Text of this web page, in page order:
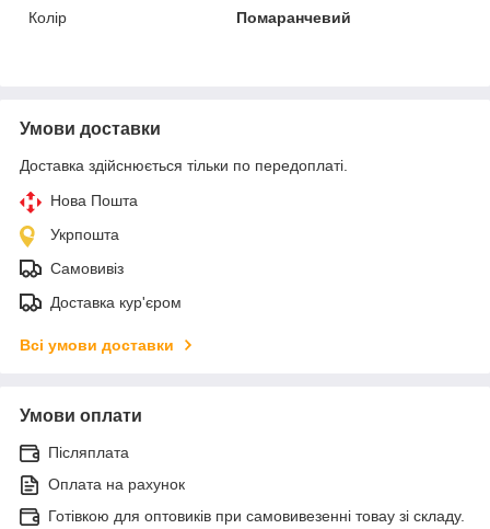
Колір
Помаранчевий
Умови доставки
Доставка здійснюється тільки по передоплаті.
Нова Пошта
Укрпошта
Самовивіз
Доставка кур'єром
Всі умови доставки
Умови оплати
Післяплата
Оплата на рахунок
Готівкою для оптовиків при самовивезенні товау зі складу.